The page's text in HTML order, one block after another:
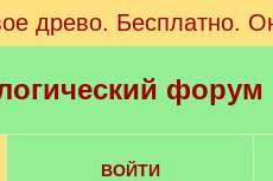
древо. Бесплатно.
ВОЙТИ